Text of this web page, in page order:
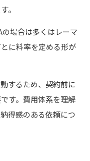
。
場合は多くはレーマ
に料率を定める形が
するため、契約前に
す。 費用体系を理解
得感のある依頼につ